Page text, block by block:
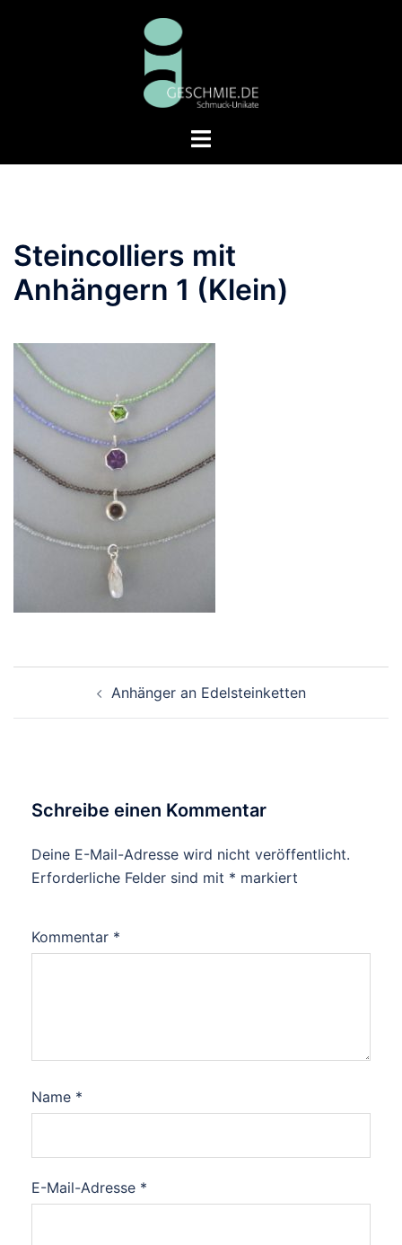
Menü
Steincolliers mit
Anhängern 1 (Klein)
Anhänger an Edelsteinketten
Schreibe einen Kommentar
Deine E-Mail-Adresse wird nicht veröffentlicht.
Erforderliche Felder sind mit * markiert
Kommentar *
Name *
E-Mail-Adresse *